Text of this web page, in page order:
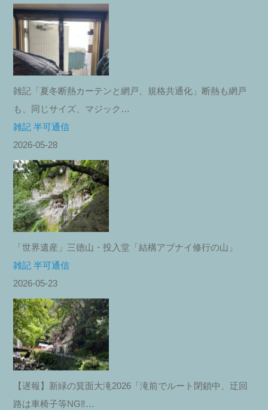
雑記「夏冬断熱カーテンと網戸、規格共通化」断熱も網戸
も、同じサイズ、マジック…
雑記 半可通信
2026-05-28
「世界遺産」三徳山・投入堂「結構アブナイ修行の山」
雑記 半可通信
2026-05-23
【遅報】新緑の箕面大滝2026「滝前でルート閉鎖中、迂回
路は車椅子等NG‼︎…